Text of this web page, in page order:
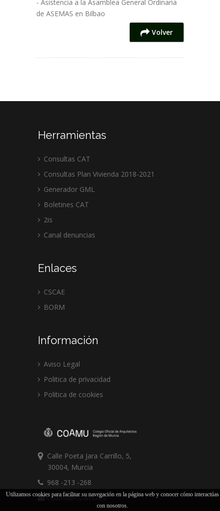
Utilizamos cookies para facilitar su navegación en la página web y conocer cómo interactúas
con nosotros.
- Asistencia a la Asamblea General Ordinaria
de ASEMAS en Bilbao
Volver
Herramientas
Consultas CAT
Consultas Plan Vivienda 2018-2021
Generador GML
Boletines CAT
2is
Canal denuncias
Enlaces
CSCAE
BORM
Información
Aviso Legal
Politica de privacidad
Politica de cookies
Calle Poeta Jara Carrillo, 5,
30004, Murcia
968 -213 -268
coamu@coamu.es